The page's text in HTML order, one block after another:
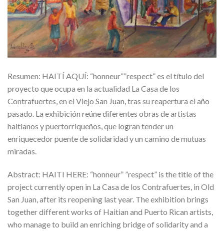
Resumen: HAITÍ AQUÍ: “honneur””respect” es el título del
proyecto que ocupa en la actualidad La Casa de los
Contrafuertes, en el Viejo San Juan, tras su reapertura el año
pasado. La exhibición reúne diferentes obras de artistas
haitianos y puertorriqueños, que logran tender un
enriquecedor puente de solidaridad y un camino de mutuas
miradas.
Abstract: HAITI HERE: “honneur” ”respect” is the title of the
project currently open in La Casa de los Contrafuertes, in Old
San Juan, after its reopening last year. The exhibition brings
together different works of Haitian and Puerto Rican artists,
who manage to build an enriching bridge of solidarity and a